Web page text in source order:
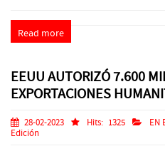
Read more
EEUU AUTORIZÓ 7.600
EXPORTACIONES
28-02-2023 Hits: 1325 EN
Edición